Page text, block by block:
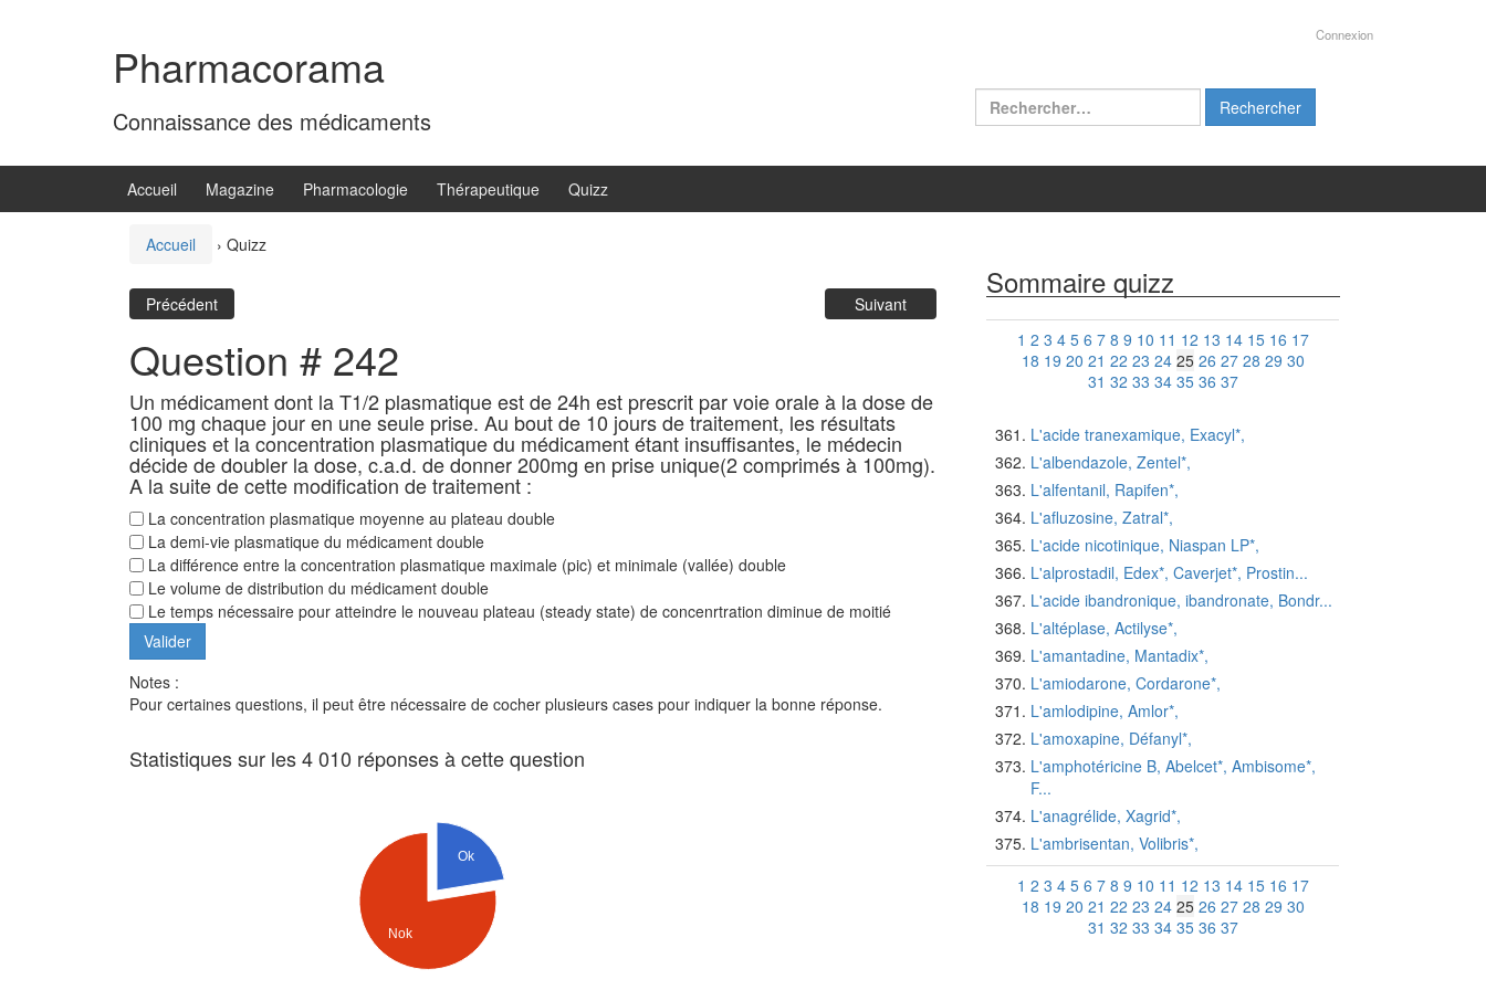
Pharmacorama
Connaissance des médicaments
Connexion
Rechercher :
Accueil Magazine Pharmacologie Thérapeutique Quizz
Accueil › Quizz
Précédent Suivant
Question # 242
Un médicament dont la T1/2 plasmatique est de 24h est prescrit par voie orale à la dose de
100 mg chaque jour en une seule prise. Au bout de 10 jours de traitement, les résultats
cliniques et la concentration plasmatique du médicament étant insuffisantes, le médecin
décide de doubler la dose, c.a.d. de donner 200mg en prise unique(2 comprimés à 100mg).
A la suite de cette modification de traitement :
La concentration plasmatique moyenne au plateau double
La demi-vie plasmatique du médicament double
La différence entre la concentration plasmatique maximale (pic) et minimale (vallée) double
Le volume de distribution du médicament double
Le temps nécessaire pour atteindre le nouveau plateau (steady state) de concenrtration diminue de moitié
Notes :
Pour certaines questions, il peut être nécessaire de cocher plusieurs cases pour indiquer la bonne réponse.
Statistiques sur les 4 010 réponses à cette question
Ok
Nok
Sommaire quizz
1 2 3 4 5 6 7 8 9 10 11 12 13 14 15 16 17
18 19 20 21 22 23 24 25 26 27 28 29 30
31 32 33 34 35 36 37
L'acide tranexamique, Exacyl*,
L'albendazole, Zentel*,
L'alfentanil, Rapifen*,
L'afluzosine, Zatral*,
L'acide nicotinique, Niaspan LP*,
L'alprostadil, Edex*, Caverjet*, Prostin...
L'acide ibandronique, ibandronate, Bondr...
L'altéplase, Actilyse*,
L'amantadine, Mantadix*,
L'amiodarone, Cordarone*,
L'amlodipine, Amlor*,
L'amoxapine, Défanyl*,
L'amphotéricine B, Abelcet*, Ambisome*,
F...
L'anagrélide, Xagrid*,
L'ambrisentan, Volibris*,
1 2 3 4 5 6 7 8 9 10 11 12 13 14 15 16 17
18 19 20 21 22 23 24 25 26 27 28 29 30
31 32 33 34 35 36 37